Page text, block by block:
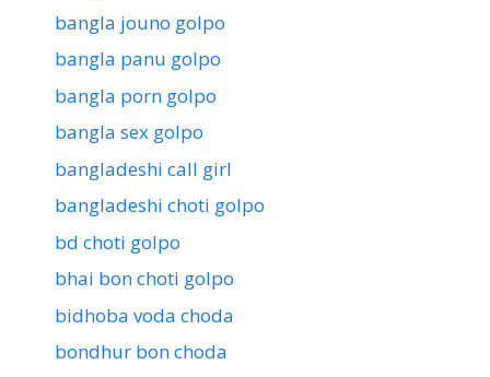
bangla jouno golpo
bangla panu golpo
bangla porn golpo
bangla sex golpo
bangladeshi call girl
bangladeshi choti golpo
bd choti golpo
bhai bon choti golpo
bidhoba voda choda
bondhur bon choda